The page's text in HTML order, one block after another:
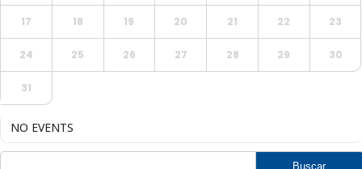
17 18 19 20 21 22 23
24 25 26 27 28 29 30
31
NO EVENTS